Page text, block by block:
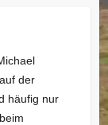
der
häufig nur